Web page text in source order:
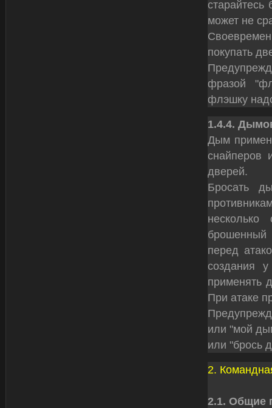
может не
покупать
фразой
флэшку
1.4.4.
Дым
снайперов
дверей.
Бросать
брошенный
перед
создания
применять
При атаке
или "мой
или "брось
2.
2.1. Общие